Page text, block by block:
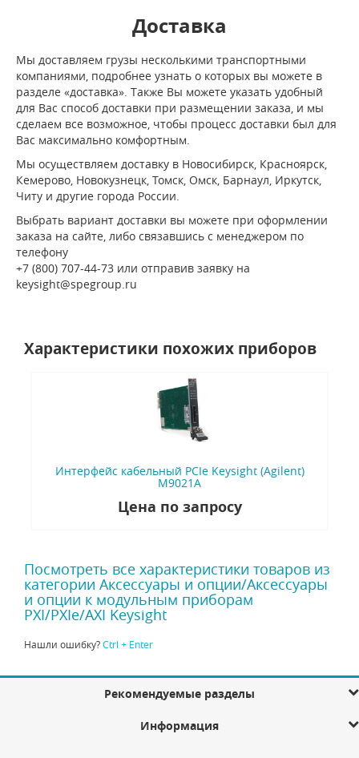
Доставка
Мы доставляем грузы несколькими транспортными
компаниями, подробнее узнать о которых вы можете в
разделе «доставка». Также Вы можете указать удобный
для Вас способ доставки при размещении заказа, и мы
сделаем все возможное, чтобы процесс доставки был для
Вас максимально комфортным.
Мы осуществляем доставку в Новосибирск, Красноярск,
Кемерово, Новокузнецк, Томск, Омск, Барнаул, Иркутск,
Читу и другие города России.
Выбрать вариант доставки вы можете при оформлении
заказа на сайте, либо связавшись с менеджером по
телефону
+7 (800) 707-44-73 или отправив заявку на
keysight@spegroup.ru
Характеристики похожих приборов
Интерфейс кабельный PCIe Keysight (Agilent)
M9021A
Цена по запросу
Посмотреть все характеристики товаров из
категории Аксессуары и опции/Аксессуары
и опции к модульным приборам
PXI/PXIe/AXI Keysight
Нашли ошибку?Ctrl + Enter
Рекомендуемые разделы
Информация